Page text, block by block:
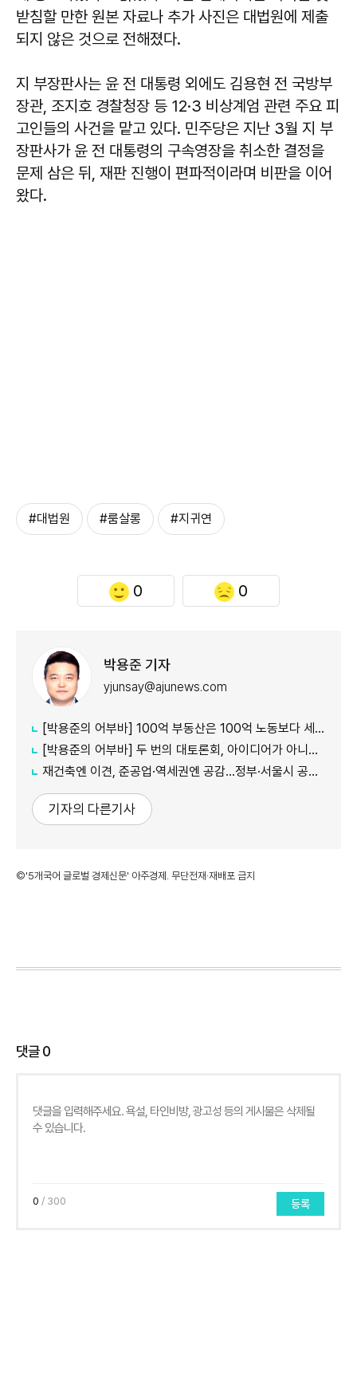
받침할 만한 원본 자료나 추가 사진은 대법원에 제출
되지 않은 것으로 전해졌다.
지 부장판사는 윤 전 대통령 외에도 김용현 전 국방부
장관, 조지호 경찰청장 등 12·3 비상계엄 관련 주요 피
고인들의 사건을 맡고 있다. 민주당은 지난 3월 지 부
장판사가 윤 전 대통령의 구속영장을 취소한 결정을
문제 삼은 뒤, 재판 진행이 편파적이라며 비판을 이어
왔다.
#대법원 #룸살롱 #지귀연
0 0
박용준 기자
yjunsay@ajunews.com
[박용준의 어부바] 100억 부동산은 100억 노동보다 세금을 덜 낼까
[박용준의 어부바] 두 번의 대토론회, 아이디어가 아니라 결론이 듣고 싶다
재건축엔 이견, 준공업·역세권엔 공감…정부·서울시 공급책 '동상이몽'
기자의 다른기사
©'5개국어 글로벌 경제신문' 아주경제. 무단전재·재배포 금지
댓글0
0 / 300 등록